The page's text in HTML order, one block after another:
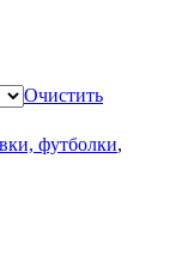
Очистить
футболки,